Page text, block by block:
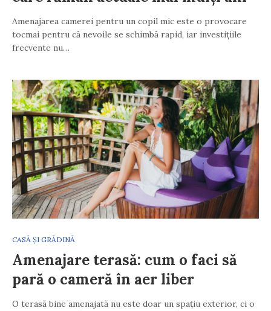
Amenajarea camerei pentru un copil mic este o provocare
tocmai pentru că nevoile se schimbă rapid, iar investițiile
frecvente nu…
CASĂ ȘI GRĂDINĂ
Amenajare terasă: cum o faci să
pară o cameră în aer liber
O terasă bine amenajată nu este doar un spațiu exterior, ci o